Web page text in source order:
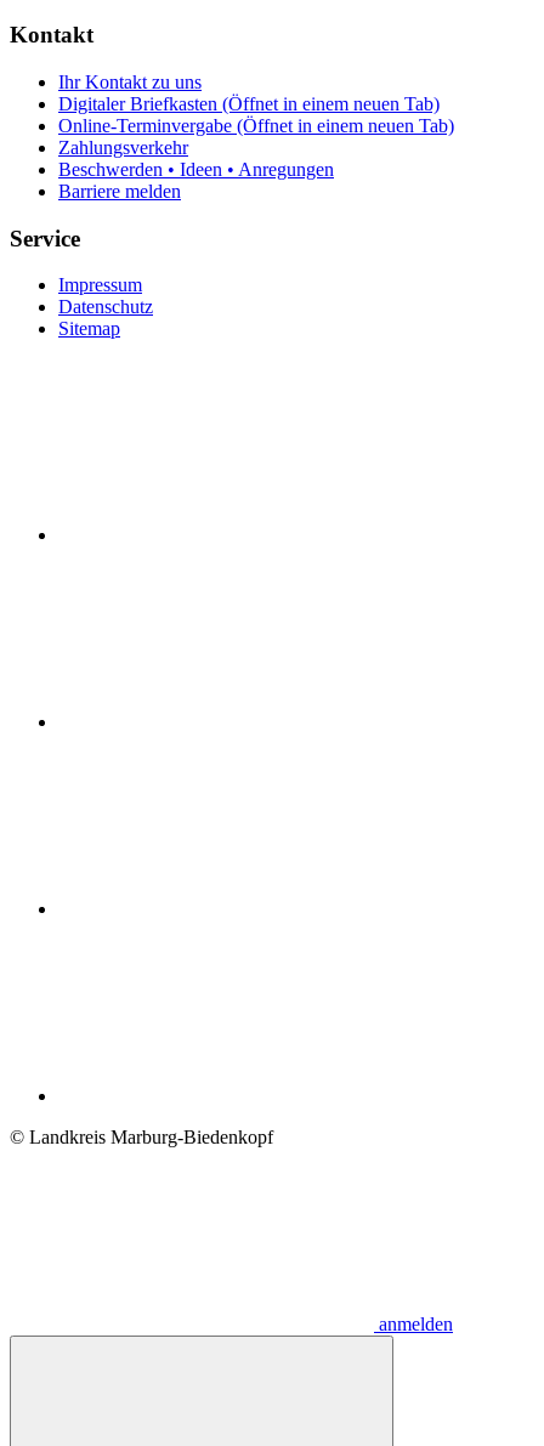
Kontakt
Ihr Kontakt zu uns
Digitaler Briefkasten (Öffnet in einem neuen Tab)
Online-Terminvergabe (Öffnet in einem neuen Tab)
Zahlungsverkehr
Beschwerden • Ideen • Anregungen
Barriere melden
Service
Impressum
Datenschutz
Sitemap
© Landkreis Marburg-Biedenkopf
anmelden